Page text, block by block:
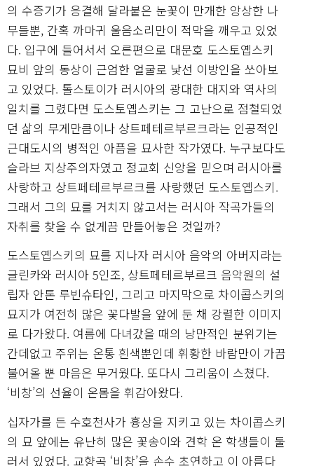
의 수증기가 응결해 달라붙은 눈꽃이 만개한 앙상한 나
무들뿐, 간혹 까마귀 울음소리만이 적막을 깨우고 있었
다. 입구에 들어서서 오른편으로 대문호 도스토옙스키
묘비 앞의 동상이 근엄한 얼굴로 낯선 이방인을 쏘아보
고 있었다. 톨스토이가 러시아의 광대한 대지와 역사의
일치를 그렸다면 도스토옙스키는 그 고난으로 점철되었
던 삶의 무게만큼이나 상트페테르부르크라는 인공적인
근대도시의 병적인 아픔을 묘사한 작가였다. 누구보다도
슬라브 지상주의자였고 정교회 신앙을 믿으며 러시아를
사랑하고 상트페테르부르크를 사랑했던 도스토옙스키.
그래서 그의 묘를 거치지 않고서는 러시아 작곡가들의
자취를 찾을 수 없게끔 만들어놓은 것일까?
도스토옙스키의 묘를 지나자 러시아 음악의 아버지라는
글린카와 러시아 5인조, 상트페테르부르크 음악원의 설
립자 안톤 루빈슈타인, 그리고 마지막으로 차이콥스키의
묘지가 여전히 많은 꽃다발을 앞에 둔 채 강렬한 이미지
로 다가왔다. 여름에 다녀갔을 때의 낭만적인 분위기는
간데없고 주위는 온통 흰색뿐인데 휘황한 바람만이 가끔
불어올 뿐 마음은 무거웠다. 또다시 그리움이 스쳤다.
‘비창’의 선율이 온몸을 휘감아왔다.
십자가를 든 수호천사가 흉상을 지키고 있는 차이콥스키
의 묘 앞에는 유난히 많은 꽃송이와 견학 온 학생들이 둘
러서 있었다. 교향곡 ‘비창’을 손수 초연하고 이 아름다